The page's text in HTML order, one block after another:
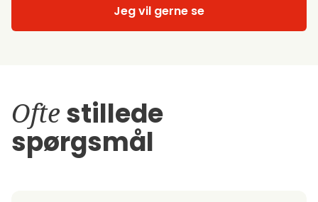
Jeg vil gerne se
Ofte stillede
spørgsmål